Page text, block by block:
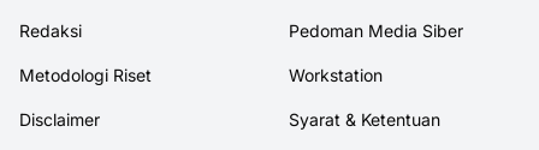
Redaksi Pedoman Media Siber
Metodologi Riset Workstation
Disclaimer Syarat & Ketentuan